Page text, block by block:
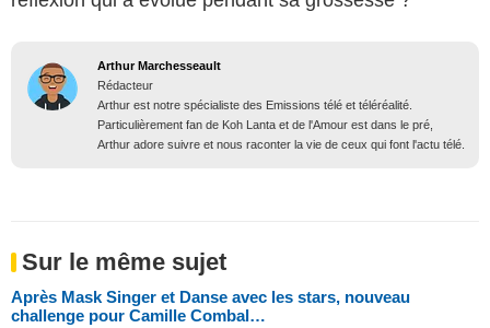
Arthur Marchesseault
Rédacteur
Arthur est notre spécialiste des Emissions télé et téléréalité.
Particulièrement fan de Koh Lanta et de l'Amour est dans le pré,
Arthur adore suivre et nous raconter la vie de ceux qui font l'actu télé.
Sur le même sujet
Après Mask Singer et Danse avec les stars, nouveau
challenge pour Camille Combal…